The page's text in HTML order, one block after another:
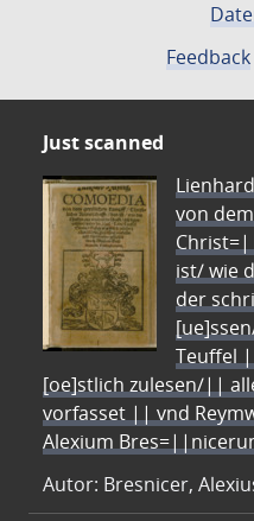
Feedback
Just scanned
von
ist/ wie
der
Teuffel
[oe]stlich zulesen/||
vorfasset || vnd
Alexium
Autor: Bresnicer,